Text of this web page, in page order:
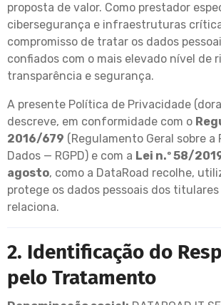
proposta de valor. Como prestador
cibersegurança e infraestruturas
compromisso de tratar os dados
confiados com o mais elevado nível de
transparência e segurança.
A presente Política de Privacidade
descreve, em conformidade com o
2016/679 (Regulamento Geral sobre a
Dados — RGPD) e com a Lei n.º 58/
agosto, como a DataRoad recolhe,
protege os dados pessoais dos
relaciona.
2. Identificação do
pelo Tratamento